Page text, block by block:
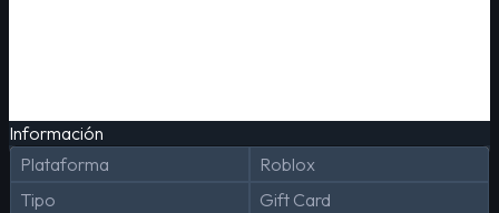
Información
Plataforma
Roblox
Tipo
Gift Card